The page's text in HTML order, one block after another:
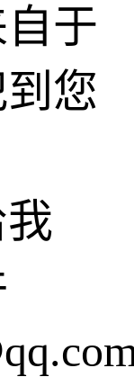
于
您